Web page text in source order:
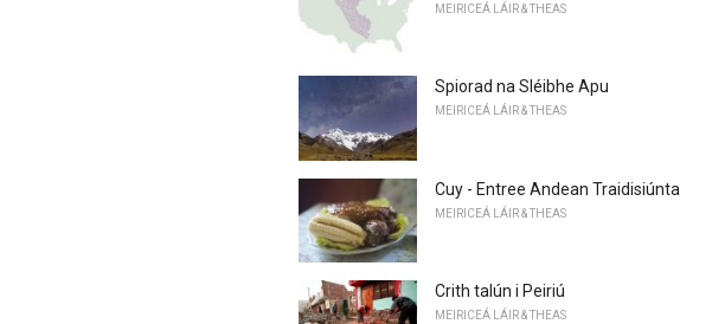
MEIRICEÁ LÁIR & THEAS
Spiorad na Sléibhe Apu
MEIRICEÁ LÁIR & THEAS
Cuy - Entree Andean Traidisiúnta
MEIRICEÁ LÁIR & THEAS
Crith talún i Peiriú
MEIRICEÁ LÁIR & THEAS